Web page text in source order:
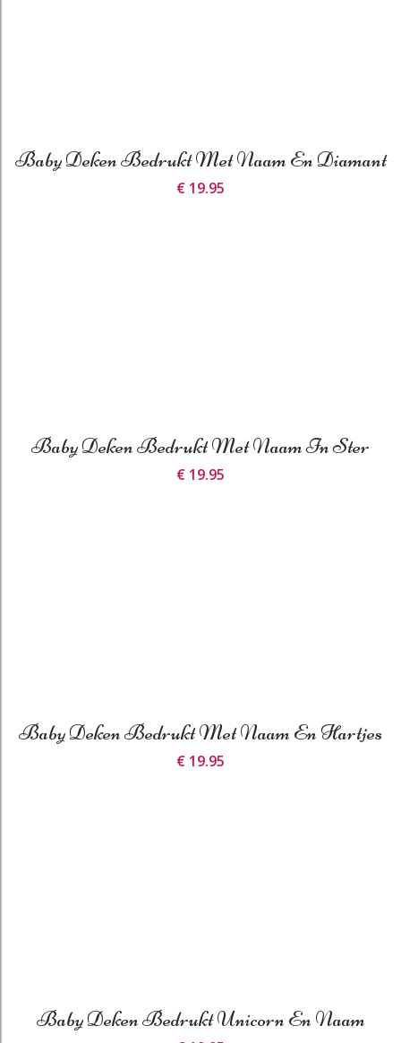
Baby Deken Bedrukt Met Naam En Diamant
€ 19.95
Baby Deken Bedrukt Met Naam In Ster
€ 19.95
Baby Deken Bedrukt Met Naam En Hartjes
€ 19.95
Baby Deken Bedrukt Unicorn En Naam